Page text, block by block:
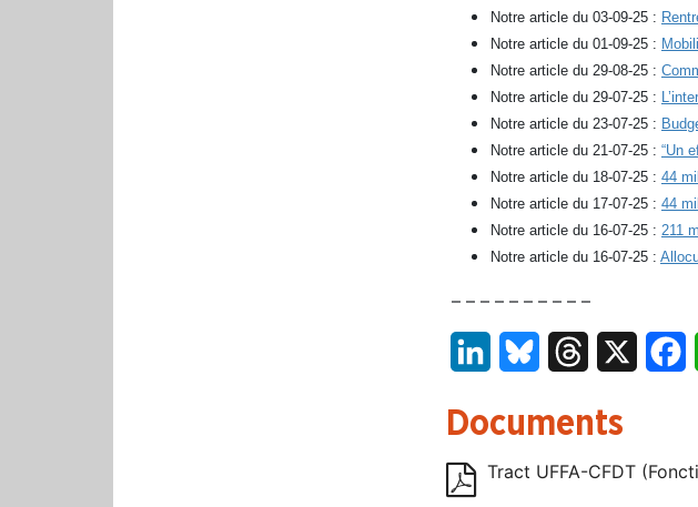
Notre article du 03-09-25 :
Notre article du 01-09-25 :
Notre article du 29-08-25 :
Notre article du 29-07-25 :
Notre article du 23-07-25 :
Notre article du 21-07-25 : “Un
Notre article du 18-07-25 : 44
Notre article du 17-07-25 : 44
Notre article du 16-07-25 : 211
Notre article du 16-07-25 :
– – – – – – – – – –
LinkedInBluesky Threads
Documents
Tract UFFA-CFDT